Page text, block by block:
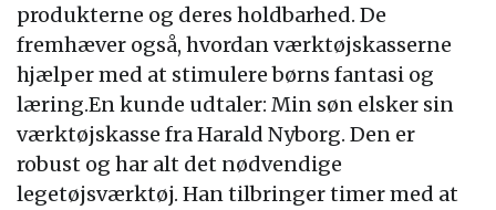
produkterne og deres holdbarhed. De
fremhæver også, hvordan værktøjskasserne
hjælper med at stimulere børns fantasi og
læring.En kunde udtaler: Min søn elsker sin
værktøjskasse fra Harald Nyborg. Den er
robust og har alt det nødvendige
legetøjsværktøj. Han tilbringer timer med at